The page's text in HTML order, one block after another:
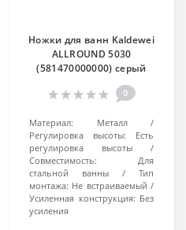
Ножки для ванн Kaldewei
ALLROUND 5030
(581470000000) серый
0
Материал:
Металл
Регулировка высоты:
Есть
регулировка высоты
Совместимость:
Для
стальной ванны
Тип
монтажа: Не встраиваемый
Усиленная конструкция: Без
усиления